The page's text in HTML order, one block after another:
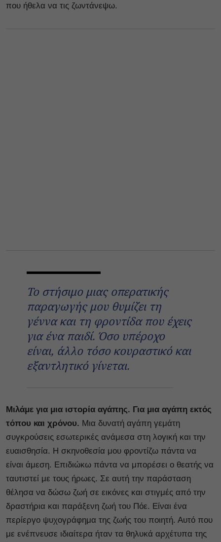
που ήθελα να τις ζωντάνεψω.
Το στήσιμο μιας οπερατικής
παραγωγής μου θυμίζει τη
γέννα και τη φροντίδα που έχεις
για ένα παιδί. Όσο υπέροχο
είναι, άλλο τόσο κουραστικό και
εξαντλητικό γίνεται.
Μιλάμε για μια ιστορία αγάπης. Για μια αγάπη εκτός
τόπου και χρόνου. Μια δυνατή αγάπη γεμάτη
συγκρούσεις εσωτερικές ανάμεσα στη λογική και την
ευαισθησία. Η σκηνοθεσία μου φροντίζω πάντα να
είναι άμεση. Επιδιώκω πάντα να μπορέσει ο θεατής να
ταυτιστεί με τους ήρωες. Σε αυτή την παράσταση
θέλησα να δώσω ζωή σε εικόνες και στιγμές από την
δραστήρια και παράξενη ζωή του Πόε. Είναι ένα
περίεργο ψυχογράφημα της ζωής του ποιητή. Αυτό που
με ενέπνευσε ιδιαίτερα ήταν τα θηλυκά αρχέτυπα της